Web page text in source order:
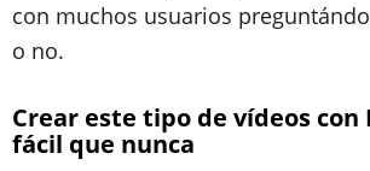
con muchos usuarios
o no.
Crear este tipo de vídeos con
fácil que nunca